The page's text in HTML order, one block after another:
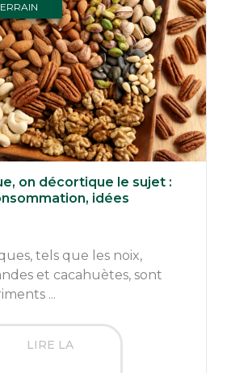
on décortique le sujet :
idées
tels que les noix,
et cacahuètes, sont
...
LIRE LA